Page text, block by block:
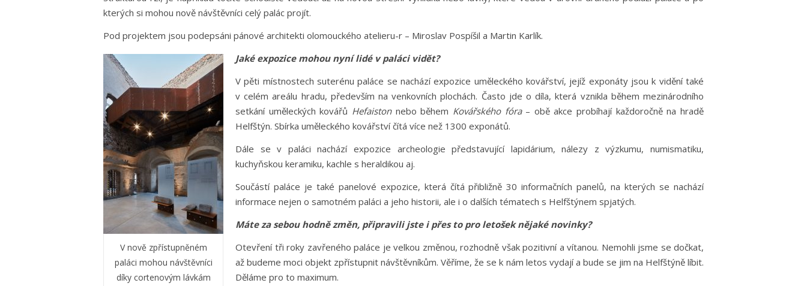
kterých si mohou nově návštěvníci celý palác projít.
Pod projektem jsou podepsáni pánové architekti olomouckého atelieru-r – Miroslav Pospíšil a Martin Karlík.
V nově zpřístupněném
paláci mohou návštěvníci
díky cortenovým lávkám
Jaké expozice mohou nyní lidé v paláci vidět?
V pěti místnostech suterénu paláce se nachází expozice uměleckého kovářství, jejíž exponáty jsou k vidění také
v celém areálu hradu, především na venkovních plochách. Často jde o díla, která vznikla během mezinárodního
setkání uměleckých kovářů Hefaistonnebo během Kovářského fóra– obě akce probíhají každoročně na hradě
Helfštýn. Sbírka uměleckého kovářství čítá více než 1300 exponátů.
Dále se v paláci nachází expozice archeologie představující lapidárium, nálezy z výzkumu, numismatiku,
kuchyňskou keramiku, kachle s heraldikou aj.
Součástí paláce je také panelové expozice, která čítá přibližně 30 informačních panelů, na kterých se nachází
informace nejen o samotném paláci a jeho historii, ale i o dalších tématech s Helfštýnem spjatých.
Máte za sebou hodně změn, připravili jste i přes to pro letošek nějaké novinky?
Otevření tři roky zavřeného paláce je velkou změnou, rozhodně však pozitivní a vítanou. Nemohli jsme se dočkat,
až budeme moci objekt zpřístupnit návštěvníkům. Věříme, že se k nám letos vydají a bude se jim na Helfštýně líbit.
Děláme pro to maximum.